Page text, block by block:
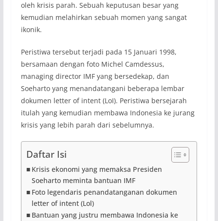
oleh krisis parah. Sebuah keputusan besar yang
kemudian melahirkan sebuah momen yang sangat
ikonik.
Peristiwa tersebut terjadi pada 15 Januari 1998,
bersamaan dengan foto Michel Camdessus,
managing director IMF yang bersedekap, dan
Soeharto yang menandatangani beberapa lembar
dokumen letter of intent (LoI). Peristiwa bersejarah
itulah yang kemudian membawa Indonesia ke jurang
krisis yang lebih parah dari sebelumnya.
Daftar Isi
Krisis ekonomi yang memaksa Presiden
Soeharto meminta bantuan IMF
Foto legendaris penandatanganan dokumen
letter of intent (Lol)
Bantuan yang justru membawa Indonesia ke